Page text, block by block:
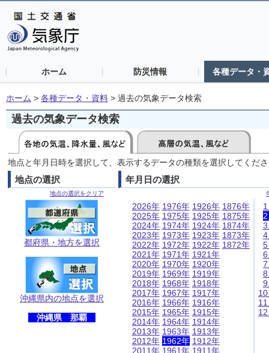
ホーム 防災情報 各種データ・
ホーム > 各種データ・資料 > 過去の気象データ検索
過去の気象データ検索
地点と年月日時を選択して、表示するデータの種類を選択してくだ
地点の選択
地点の選択をクリア
都府県・地方を選択
沖縄県内の地点を選択
沖縄県 那覇
年月日の選択
2026年
2025年
2024年
2023年
2022年
2021年
2020年
2019年
2018年
2017年
2016年
2015年
2014年
2013年
2012年
2011年
1976年
1975年
1974年
1973年
1972年
1971年
1970年
1969年
1968年
1967年
1966年
1965年
1964年
1963年
1962年
1961年
1926年
1925年
1924年
1923年
1922年
1921年
1920年
1919年
1918年
1917年
1916年
1915年
1914年
1913年
1912年
1911年
1876年
1875年
1874年
1873年
1872年